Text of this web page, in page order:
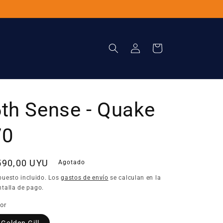
Iniciar
sesión
Carrito
Sense - Quake
UYU Agotado
incluido. Losgastos de envío se calculan en la
de pago.